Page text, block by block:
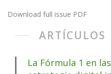
Download full issue PDF
ARTÍCULOS
La Fórmula 1 en